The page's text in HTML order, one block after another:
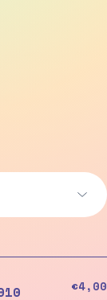
€4,00